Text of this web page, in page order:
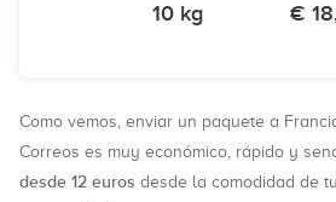
10 kg
€
Como vemos, enviar un paquete a
Correos es muy económico, rápido y
desde 12 euros desde la comodidad de